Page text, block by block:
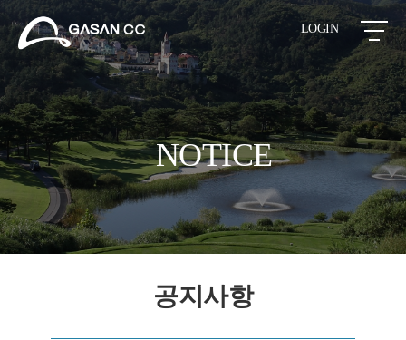
LOGIN
NOTICE
공지사항